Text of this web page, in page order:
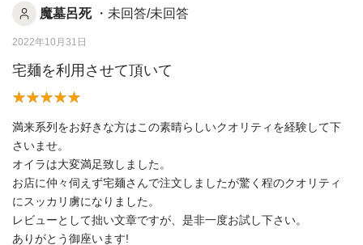
魔墓呂死 ・未回答/未回答
2022年10月31日
宅麺を利用させて頂いて
満来系列をお好きな方はこの素晴らしいクオリティを経験して下
さいませ。
オイラは大変満足致しました。
お店に仲々伺えず宅麺さんで注文しましたが驚く程のクオリティ
にスッカリ虜になりました。
レビューとして拙い文章ですが、是非一度お試し下さい。
ありがとう御座います!